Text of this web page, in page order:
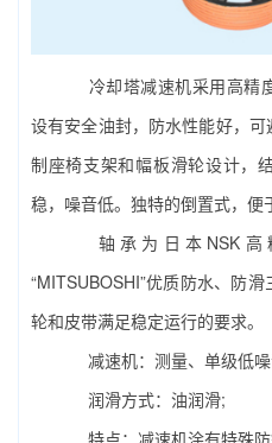
冷却塔减速机采用高精
设有安全油封，防水性能好，
制座椅支架和幅板滑轮设计，
稳，噪音低。独特的倒置式，便
轴承为日本NSK高
“MITSUBOSHI”优质防水、防
轮和皮带满足稳定运行的要求。
减速机：测量、单级低噪
润滑方式：油润滑;